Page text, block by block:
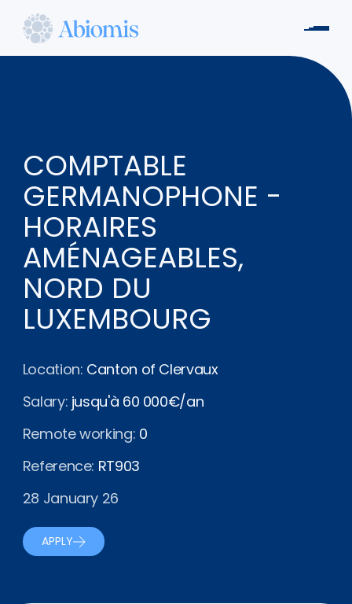
Abiomis
COMPTABLE
GERMANOPHONE -
HORAIRES
AMÉNAGEABLES,
NORD DU
LUXEMBOURG
Location: Canton of Clervaux
Salary: jusqu'à 60 000€/an
Remote working: 0
Reference: RT903
28 January 26
APPLY